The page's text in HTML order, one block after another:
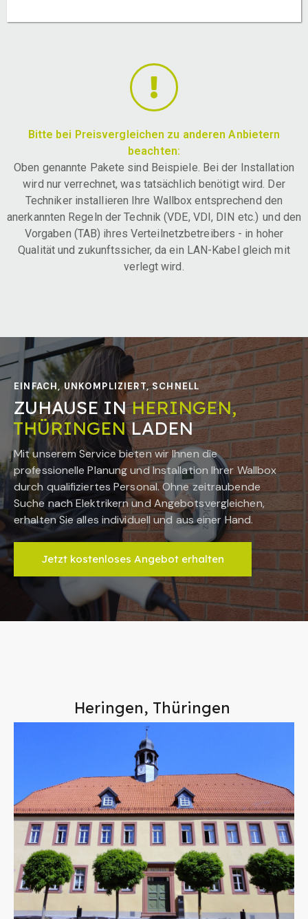
Bitte bei Preisvergleichen zu anderen Anbietern
beachten:
Oben genannte Pakete sind Beispiele. Bei der Installation
wird nur verrechnet, was tatsächlich benötigt wird. Der
Techniker installieren Ihre Wallbox entsprechend den
anerkannten Regeln der Technik (VDE, VDI, DIN etc.) und den
Vorgaben (TAB) ihres Verteilnetzbetreibers - in hoher
Qualität und zukunftssicher, da ein LAN-Kabel gleich mit
verlegt wird.
EINFACH, UNKOMPLIZIERT, SCHNELL
ZUHAUSE INHERINGEN,
THÜRINGENLADEN
Mit unserem Service bieten wir Ihnen die
professionelle Planung und Installation Ihrer Wallbox
durch qualifiziertes Personal. Ohne zeitraubende
Suche nach Elektrikern und Angebotsvergleichen,
erhalten Sie alles individuell und aus einer Hand.
Jetzt kostenloses Angebot erhalten
Heringen, Thüringen